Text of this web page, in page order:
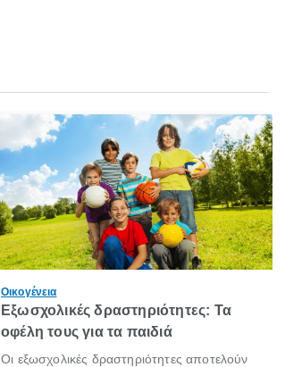
Οικογένεια
Εξωσχολικές δραστηριότητες: Τα
οφέλη τους για τα παιδιά
Οι εξωσχολικές δραστηριότητες αποτελούν